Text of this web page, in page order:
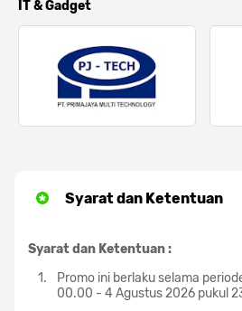
IT & Gadget
Syarat dan Ketentuan
Syarat dan Ketentuan :
Promo ini berlaku selama
00.00 - 4 Agustus 2026 pukul